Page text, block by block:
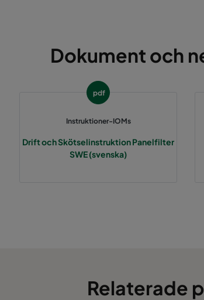
Dokument och
pdf
Instruktioner-IOMs
Drift och Skötselinstruktion Panelfilter
SWE (svenska)
Relaterade